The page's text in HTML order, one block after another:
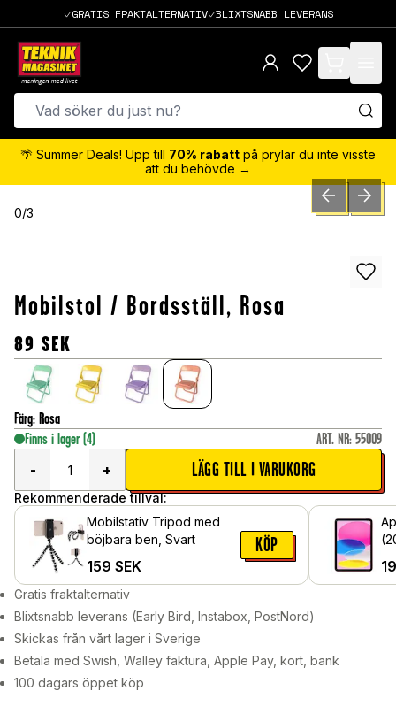
GRATIS FRAKTALTERNATIV BLIXTSNABB LEVERANS
items in cart,
🌴 Summer Deals! Upp till 70% rabatt på prylar du inte visste
att du behövde →
0/3 PREVIOUSNEXT
Mobilstol / Bordsställ, Rosa
89 SEK
Färg: Rosa
Finns i lager (4) ART. NR: 55009
-
+ LÄGG TILL I VARUKORG
Rekommenderade tillval:
Mobilstativ Tripod med
böjbara ben, Svart
159 SEK
KÖP
Gratis fraktalternativ
Blixtsnabb leverans (Early Bird, Instabox, PostNord)
Skickas från vårt lager i Sverige
Betala med Swish, Walley faktura, Apple Pay, kort, bank
100 dagars öppet köp